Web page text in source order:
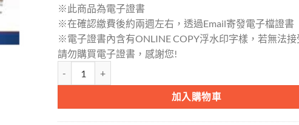
※此商品為電子證書
※在確認繳費後約兩週左右，透過Email寄發電子檔證書
※電子證書內含有ONLINE COPY浮水印字樣，若無法接
請勿購買電子證書，感謝您!
加入購物車